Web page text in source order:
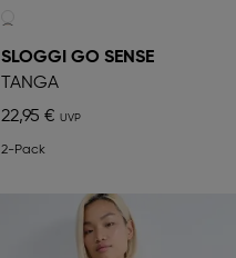
SLOGGI GO SENSE
TANGA
22,95 €
2-Pack